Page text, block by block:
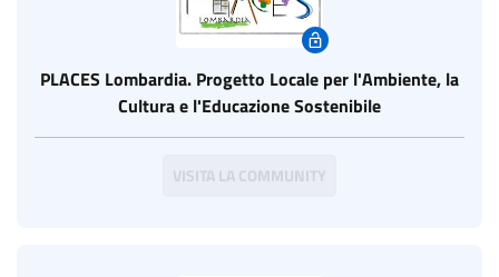
PLACES Lombardia. Progetto Locale per l'Ambiente, la
Cultura e l'Educazione Sostenibile
VISITA LA COMMUNITY